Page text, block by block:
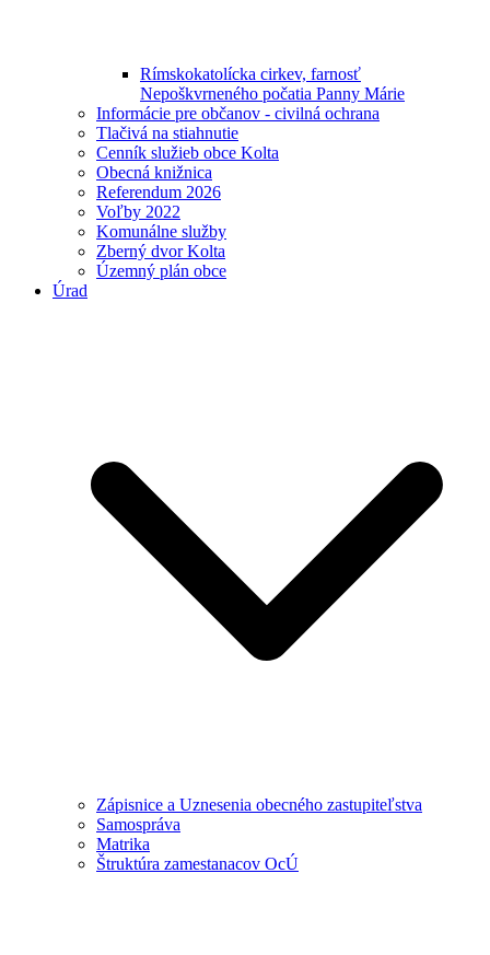
Rímskokatolícka cirkev, farnosť
Nepoškvrneného počatia Panny Márie
Informácie pre občanov - civilná ochrana
Tlačivá na stiahnutie
Cenník služieb obce Kolta
Obecná knižnica
Referendum 2026
Voľby 2022
Komunálne služby
Zberný dvor Kolta
Územný plán obce
Úrad
Zápisnice a Uznesenia obecného zastupiteľstva
Samospráva
Matrika
Štruktúra zamestanacov OcÚ